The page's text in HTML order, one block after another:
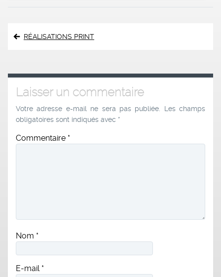
Navigation
de
RÉALISATIONS PRINT
Laisser un commentaire
Votre adresse e-mail ne sera pas publiée.
Les champs
obligatoires sont indiqués avec *
Commentaire *
Nom *
E-mail *